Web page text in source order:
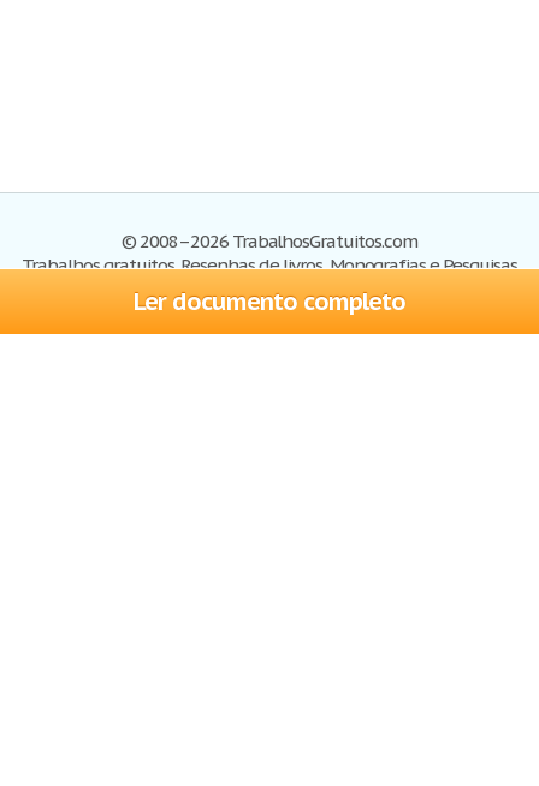
Ler documento completo
© 2008–2026 TrabalhosGratuitos.com
Trabalhos gratuitos, Resenhas de livros, Monografias e Pesquisas